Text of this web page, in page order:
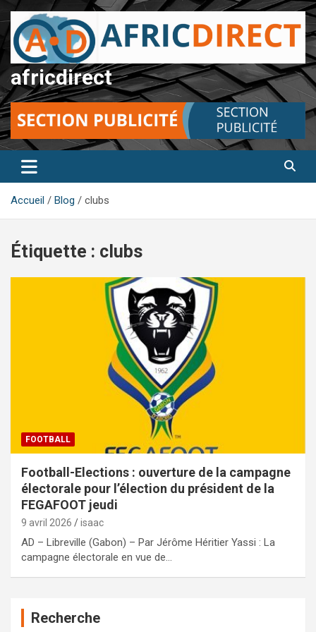
Aller
au
contenu
africdirect
Accueil Blog clubs
Étiquette : clubs
FOOTBALL
Football-Elections : ouverture de la campagne
électorale pour l’élection du président de la
FEGAFOOT jeudi
9 avril 2026 isaac
AD – Libreville (Gabon) – Par Jérôme Héritier Yassi : La
campagne électorale en vue de…
Recherche